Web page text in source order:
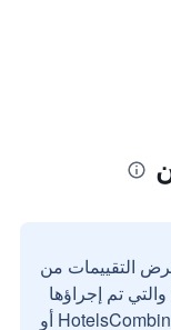
التقييمات من
تم إجراؤها
بواسطة مستخدمين حقيقيين مع HotelsCombined أو